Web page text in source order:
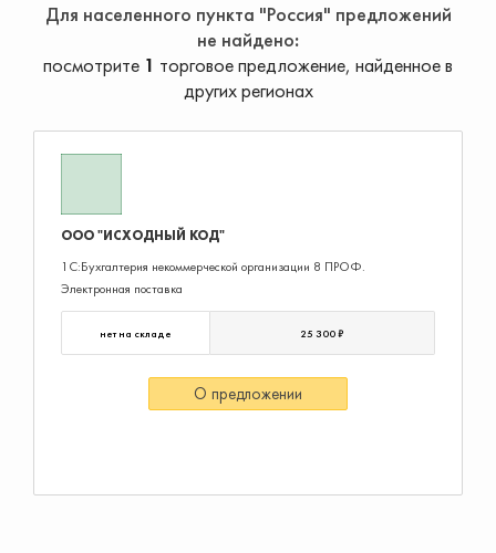
Для населенного пункта "Россия" предложений
не найдено
посмотрите 1 торговое предложение, найденное в
других регионах
ООО "ИСХОДНЫЙ КОД"
1С:Бухгалтерия некоммерческой организации 8 ПРОФ.
Электронная поставка
нет на складе 25 300 ₽
О предложении